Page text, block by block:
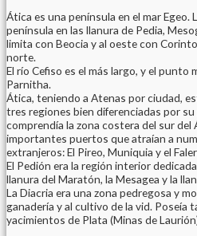
Ática es una península en el mar Egeo.
península en las llanura de Pedia,
limita con Beocia y al oeste con
norte.
El río Cefiso es el más largo, y el punto
Parnitha.
Ática, teniendo a Atenas por ciudad,
tres regiones bien diferenciadas por
comprendía la zona costera del sur del
importantes puertos que atraían a
extranjeros: El Pireo, Muniquia y el
El Pedión era la región interior
llanura del Maratón, la Mesagea y la
La Diacria era una zona pedregosa y
ganadería y al cultivo de la vid.
yacimientos de Plata (Minas de